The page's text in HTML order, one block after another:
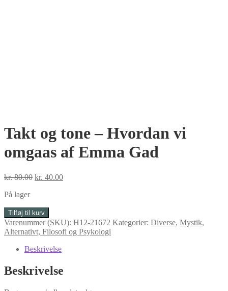
Takt og tone – Hvordan vi
omgaas af Emma Gad
kr.80.00 Den
kr. 80.00.
kr. 40.00Den
På lager
Takt
og
tone
Hvordan
omgaas
af
Tilføj til kurv
Varenummer (SKU): H12-21672 Kategorier: Diverse, Mystik,
Alternativt, Filosofi og Psykologi
Beskrivelse
Beskrivelse